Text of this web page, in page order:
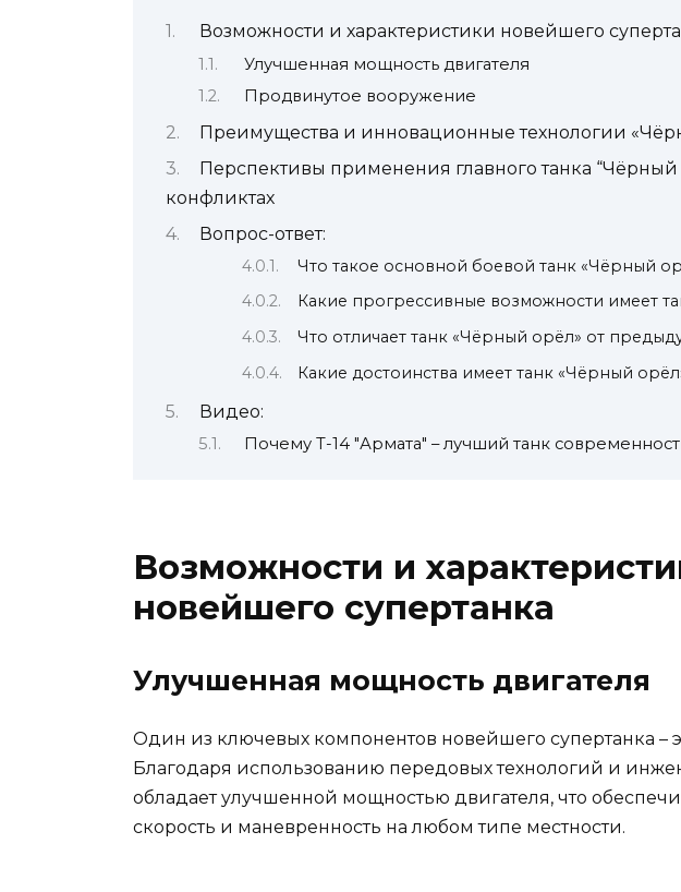
Возможности и характеристики новейшего
Улучшенная мощность двигателя
Продвинутое вооружение
Преимущества и инновационные технологии
Перспективы применения главного танка
конфликтах
Вопрос-ответ:
Что такое основной боевой танк «Чёрный
Какие прогрессивные возможности имеет
Что отличает танк «Чёрный орёл» от
Какие достоинства имеет танк «Чёрный
Видео:
Почему Т-14 "Армата" – лучший танк
Возможности и
новейшего супертанка
Улучшенная мощность двигателя
Один из ключевых компонентов новейшего супертанка –
Благодаря использованию передовых технологий и
обладает улучшенной мощностью двигателя, что
скорость и маневренность на любом типе местности.